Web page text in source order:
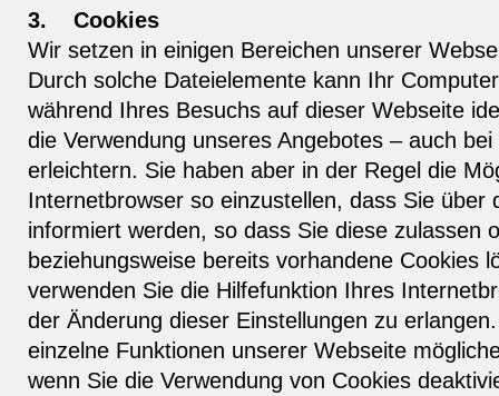
3. Cookies
Wir setzen in einigen Bereichen unserer
Durch solche Dateielemente kann Ihr
während Ihres Besuchs auf dieser Webseite
die Verwendung unseres Angebotes – auch
erleichtern. Sie haben aber in der Regel die
Internetbrowser so einzustellen, dass Sie über
informiert werden, so dass Sie diese zulassen
beziehungsweise bereits vorhandene Cookies
verwenden Sie die Hilfefunktion Ihres
der Änderung dieser Einstellungen zu
einzelne Funktionen unserer Webseite
wenn Sie die Verwendung von Cookies